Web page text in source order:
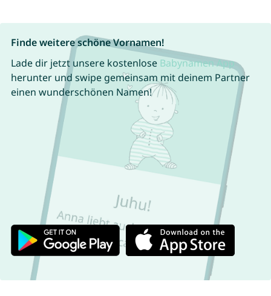
Finde weitere schöne Vornamen!
Lade dir jetzt unsere kostenlose Babynamen App
herunter und swipe gemeinsam mit deinem Partner
einen wunderschönen Namen!